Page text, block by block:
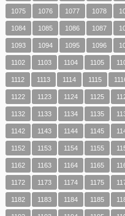
1075 1076 1077 1078
1084 1085 1086 1087
1093 1094 1095 1096
1102 1103 1104 1105
1112 1113 1114 1115
1122 1123 1124 1125
1132 1133 1134 1135
1142 1143 1144 1145
1152 1153 1154 1155
1162 1163 1164 1165
1172 1173 1174 1175
1182 1183 1184 1185